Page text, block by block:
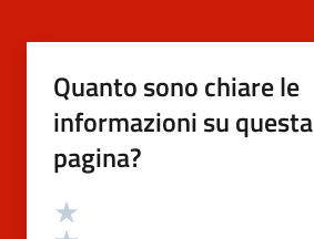
Quanto sono chiare le
informazioni su questa
pagina?
Valutazione